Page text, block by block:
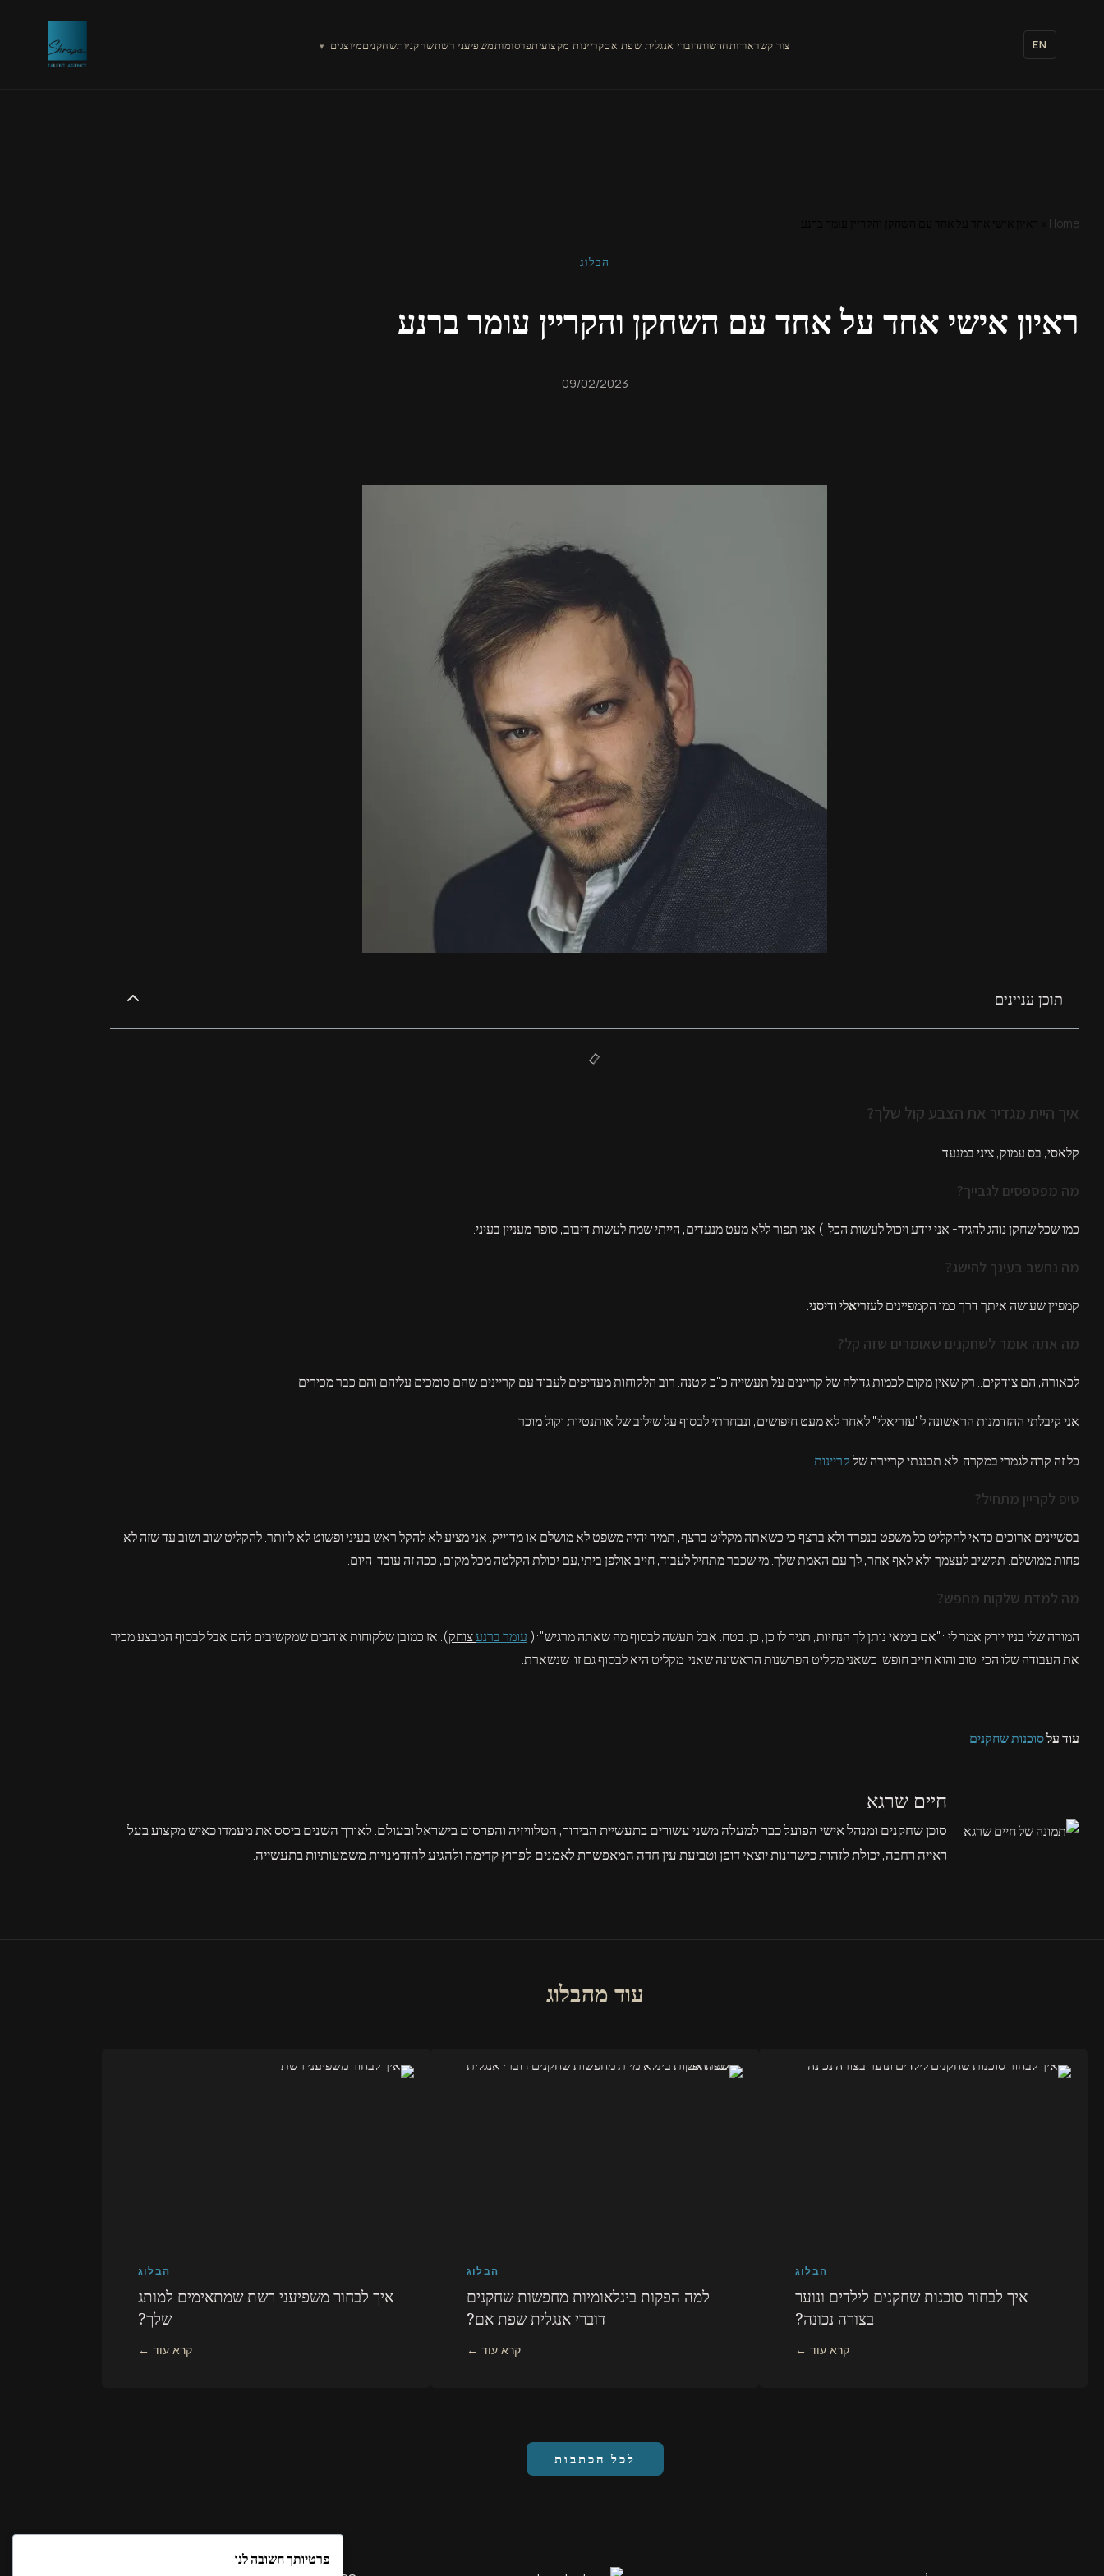
מיוצגיםשחקניםשחקניותמשפיעני רשתפרסומותקריינות מקצועיתדוברי אנגלית שפת אםחדשותאודותצור קשר EN
Home
הבלוג
ראיון אישי אחד על אחד עם השחקן והקריין עומר ברנע
09/02/2023
תוכן עניינים
איך היית מגדיר את הצבע קול שלך?
קלאסי, בס עמוק, ציני במנעד.
מה מפספסים לגבייך?
כמו שכל שחקן נוהג להגיד- אני יודע ויכול לעשות הכל:) אני תפור ללא מעט מנעדים, הייתי שמח לעשות דיבוב, סופר מעניין בעיני.
מה נחשב בעינך להישג?
קמפיין שעושה איתך דרך כמו הקמפייניםלעזריאלי ודיסני.
מה אתה אומר לשחקנים שאומרים שזה קל?
לכאורה, הם צודקים.. רק שאין מקום לכמות גדולה של קריינים על תעשייה כ"כ קטנה. רוב הלקוחות מעדיפים לעבוד עם קריינים שהם סומכים עליהם והם כבר מכירים.
אני קיבלתי ההזדמנות הראשונה ל"עזריאלי" לאחר לא מעט חיפושים, ונבחרתי לבסוף על שילוב של אותנטיות וקול מוכר.
כל זה קרה לגמרי במקרה. לא תכננתי קריירה שלקריינות.
טיפ לקריין מתחיל?
בסשיינים ארוכים כדאי להקליט כל משפט בנפרד ולא ברצף כי כשאתה מקליט ברצף, תמיד יהיה משפט לא מושלם או מדוייק. אני מציע לא להקל ראש בעיני ופשוט לא לוותר. להקליט שוב ושוב עד שזה לא
פחות ממושלם. תקשיב לעצמך ולא לאף אחר, לך עם האמת שלך. מי שכבר מתחיל לעבוד, חייב אולפן ביתי,עם יכולת הקלטה מכל מקום, ככה זה עובד היום.
מה למדת שלקוח מחפש?
המורה שלי בניו יורק אמר לי :"אם בימאי נותן לך הנחיות, תגיד לו כן, כן. בטח. אבל תעשה לבסוף מה שאתה מרגיש":( עומר ברנעצוחק). אז כמובן שלקוחות אוהבים שמקשיבים להם אבל לבסוף המבצע מכיר
את העבודה שלו הכי טוב והוא חייב חופש. כשאני מקליט הפרשנות הראשונה שאני מקליט היא לבסוף גם זו שנשארת.
עוד עלסוכנות שחקנים
חיים שרגא
סוכן שחקנים ומנהל אישי הפועל כבר למעלה משני עשורים בתעשיית הבידור, הטלוויזיה והפרסום בישראל ובעולם. לאורך השנים ביסס את מעמדו כאיש מקצוע בעל
ראייה רחבה, יכולת לזהות כישרונות יוצאי דופן וטביעת עין חדה המאפשרת לאמנים לפרוץ קדימה ולהגיע להזדמנויות משמעותיות בתעשייה.
עוד מהבלוג
הבלוג
איך לבחור סוכנות שחקנים לילדים ונוער
בצורה נכונה?
הבלוג
למה הפקות בינלאומיות מחפשות שחקנים
דוברי אנגלית שפת אם?
הבלוג
איך לבחור משפיעני רשת שמתאימים למותג
שלך?
לכל הכתבות
פרטיותך חשובה לנו